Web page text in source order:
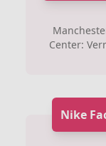
Center:
Nike